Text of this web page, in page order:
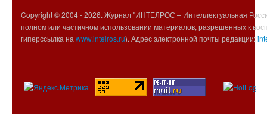
Copyright © 2004 -2026. Журнал "ИНТЕЛРОС – Интеллектуальная
полном или частичном использовании материалов, разрешенных к
гиперссылка на www.intelros.ru). Адрес электронной почты редакции: